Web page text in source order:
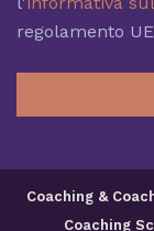
regolamento
Coaching &
Coaching